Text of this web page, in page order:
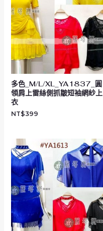
多色_M/L/XL_YA1837_圓
領肩上雷絲側抓皺短袖網紗上
衣
NT$399